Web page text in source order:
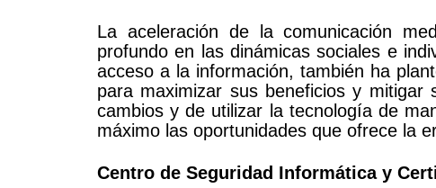
La aceleración de la comunicación
profundo en las dinámicas sociales e
acceso a la información, también ha
para maximizar sus beneficios y
cambios y de utilizar la tecnología de
máximo las oportunidades que ofrece la
Centro de Seguridad Informática y